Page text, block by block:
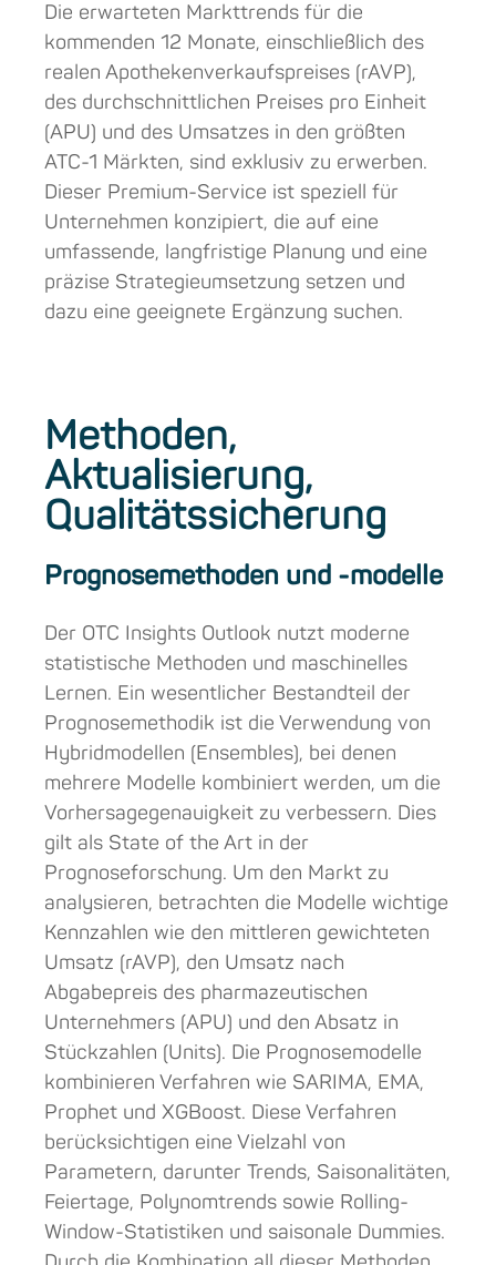
Die erwarteten Markttrends für die
kommenden 12 Monate, einschließlich des
realen Apothekenverkaufspreises (rAVP),
des durchschnittlichen Preises pro Einheit
(APU) und des Umsatzes in den größten
ATC-1 Märkten, sind exklusiv zu erwerben.
Dieser Premium-Service ist speziell für
Unternehmen konzipiert, die auf eine
umfassende, langfristige Planung und eine
präzise Strategieumsetzung setzen und
dazu eine geeignete Ergänzung suchen.
Methoden,
Aktualisierung,
Qualitätssicherung
Prognosemethoden und -modelle
Der OTC Insights Outlook nutzt moderne
statistische Methoden und maschinelles
Lernen. Ein wesentlicher Bestandteil der
Prognosemethodik ist die Verwendung von
Hybridmodellen (Ensembles), bei denen
mehrere Modelle kombiniert werden, um die
Vorhersagegenauigkeit zu verbessern. Dies
gilt als State of the Art in der
Prognoseforschung. Um den Markt zu
analysieren, betrachten die Modelle wichtige
Kennzahlen wie den mittleren gewichteten
Umsatz (rAVP), den Umsatz nach
Abgabepreis des pharmazeutischen
Unternehmers (APU) und den Absatz in
Stückzahlen (Units). Die Prognosemodelle
kombinieren Verfahren wie SARIMA, EMA,
Prophet und XGBoost. Diese Verfahren
berücksichtigen eine Vielzahl von
Parametern, darunter Trends, Saisonalitäten,
Feiertage, Polynomtrends sowie Rolling-
Window-Statistiken und saisonale Dummies.